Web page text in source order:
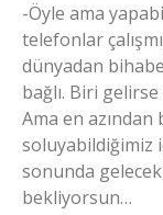
-Öyle ama
telefonlar
dünyadan
bağlı. Biri
Ama en
soluyabildiğimiz
sonunda
bekliyorsun…